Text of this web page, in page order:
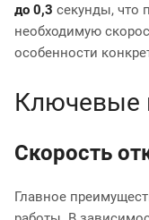
до 0,3 секунды, что
необходимую
особенности
Ключевые
Скорость
Главное